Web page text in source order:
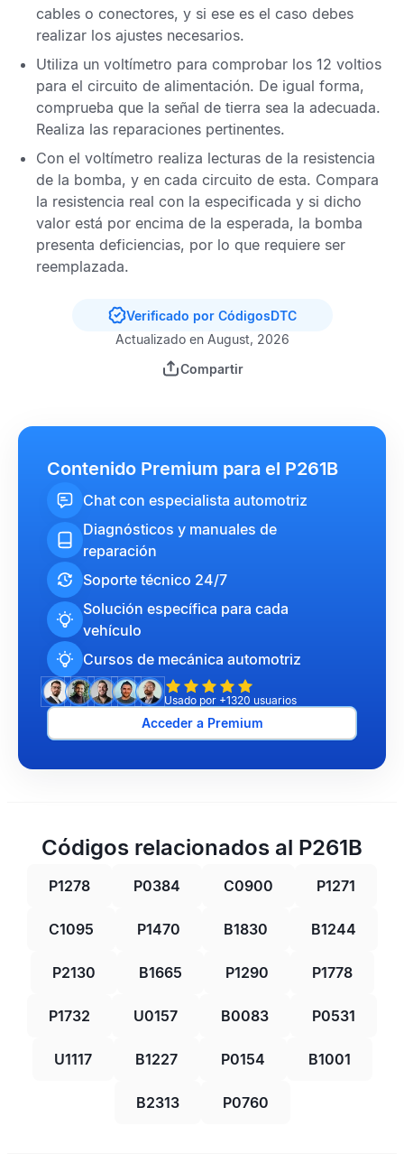
cables o conectores, y si ese es el caso debes
realizar los ajustes necesarios.
Utiliza un voltímetro para comprobar los 12 voltios
para el circuito de alimentación. De igual forma,
comprueba que la señal de tierra sea la adecuada.
Realiza las reparaciones pertinentes.
Con el voltímetro realiza lecturas de la resistencia
de la bomba, y en cada circuito de esta. Compara
la resistencia real con la especificada y si dicho
valor está por encima de la esperada, la bomba
presenta deficiencias, por lo que requiere ser
reemplazada.
Verificado por CódigosDTC
Actualizado en August, 2026
Compartir
Contenido Premium para el P261B
Chat con especialista automotriz
Diagnósticos y manuales de
reparación
Soporte técnico 24/7
Solución específica para cada
vehículo
Cursos de mecánica automotriz
Usado por +1320 usuarios
Acceder a Premium
Códigos relacionados al P261B
P1278 P0384 C0900 P1271
C1095 P1470 B1830 B1244
P2130 B1665 P1290 P1778
P1732 U0157 B0083 P0531
U1117 B1227 P0154 B1001
B2313 P0760